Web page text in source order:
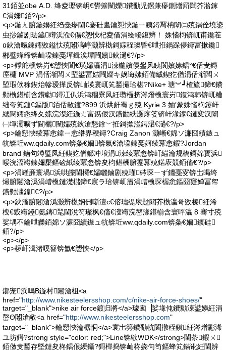
31銆並obe A.D. 绛夌瓑锛岄€欎簺闉嬫鐨勫児鏍兼瘮鍘熷厛閮芥湁鎵
€涓嬭銆?/p>
<p>鍦ㄤ腑鍦嬶紝绉戞瘮閫€褰硅畵鑰愬悏鍦ㄧ眱鐞冩柟闈㈢殑鍝佺墝鍌
虫挱鏀剧珐鐬竴浜涖€傝€愬悏杞夌偤涓绘帹鍑辫！ 姝愭枃锛屼甫鑱茬
ū鈥滄暣鍊嬬敓鎰忕殑闂滈嵉灏辨槸鎶婃秷璨昏€呭拰鍋跺儚鐞冨摗鑱
郴璧蜂締锛屾垜鍊戞墠鍓涘墰闁嬪鈥濄€?/p>
<p>鐣舵櫄锛岃€愬悏閭€璜嬬灜涓湅鍦嬪偄鐢风眱閬嬪嫊鍝°€佸叏鏄
庢槦 MVP 涓佸渐闆ㄨ埅鍙冨姞闁嬫キ娲诲嫊銆備絾鍥犵偤涓佸渐闆ㄨ
埅瑕佽稌鍥炲幓瑷撶反锛屾渶寰屼笂鍫撮珨椹?Nike+ 瑭︾┛楂旈鍗€鐨
勬槸鍖椾含鐨勮鐞冮仈浜鸿稒寮凤紝瓒欏挤涔熸槸寰岃鍑鸿韩锛屼粬
绌夸笂鏈€鏂版銆佸敭鍍?899 浜烘皯骞ｇ殑 Kyrie 3 妯′豢姝愭枃鑳屽
緦閬嬬悆绛夊嫊浣滐紝鍦ㄤ富鎸佷汉鐨勫紩灏庝笅锛屽湪鎵€鏈変汉闈
㈠墠灞曠ず閫欐闉嬬殑鈥滄懇鎿﹀拰鎶撳湴鍔涒€濄€?/p>
<p>鑰愬悏绫冪悆鍏ㄧ悆绺界稉鐞?Craig Zanon 灏嶃€婂ソ濂囧績鏃ュ
牨锛坵ww.qdaily.com锛夈€嬭锛氣€滄垜鍊戞妸绫冪悆鍜?Jordan
brand 鏀句竴璧凤紝鍥犵偤鎯冲埌涓湅绫冪悆锛屽緢瀹规槗鎶婂寳浜
暥浣滀竴鍊嬭檿鏂硷紙绫冪悆锛夋枃鍖栦腑蹇冪殑鍩庡競銆傗€?/p>
<p>涓嶉亷寰堝浜哄皪閫欏€嬬矖鏀剧殑瑾硶琛ㄧず鐤戞叜锛岀暍绔
熶腑闂滄潙涓嶆槸鏈濋櫧鍗€宸ラ珨锛屼篃涓嶆槸琛楃悆鏂囧寲婵冨帤
鐨勬澅鍠€?/p>
<p>鈥滀腑闂滄潙灏辨槸娴侀噺澶с€傛瓙缇庡尟閮芥槸瀛哥敓榛紝浠
栧€戜竴鑸氨鏄毣閫涗笉璨枫€傗€濅竴浣嶅湪鍖椾含寰呯灜 8 骞寸殑
娑堣不鑰呭皪銆婂ソ濂囧績鏃ュ牨锛坵ww.qdaily.com锛夈€嬭鍍硅
銆?/p>
<p></p>
<p>椤屽湒渚嗘簮锛氳€愬悏</p>
鎯宠浜嗚В鏇村闂滄柤<a
href="http://www.nikesteelersshop.com/c/nike-air-force-shoes/"
target="_blank">nike air force鍍归將</a>璩囪▕娑堟伅鐨勬湅鍙嬶紝涓
嶅Θ闂滄敞<a href="http://www.nikesteelersshop.com"
target="_blank">鑰愬悏瀹樼恫</a>寰岀簩鐨勫牨閬撴秷鎭紝涔熷彲浠
ユ坊鍔?strong style="color: red;">Line锛歍WDK</strong>閫茶鍜ㄨ
銆傚叏鍫存墍鏈夋柊鍝佷綆鑷?鎶樿捣锛屾柊娆句笉鏂蜂笂鏋讹紝閫辨